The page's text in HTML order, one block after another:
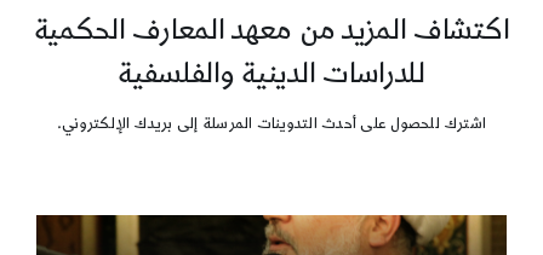
اكتشاف المزيد من معهد المعارف الحكمية
للدراسات الدينية والفلسفية
اشترك للحصول على أحدث التدوينات المرسلة إلى بريدك الإلكتروني.